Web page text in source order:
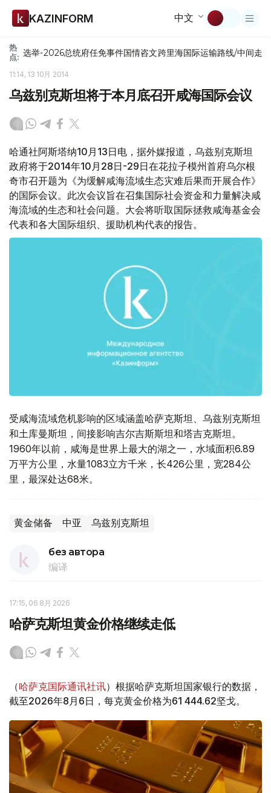
KAZINFORM 中文
热
点: 选举-2026总统府任免事件国情咨文跨里海国际运输路线/中间走廊
11:14, 13 10月 2014
乌兹别克斯坦将于本月底召开咸海国际会议
哈通社阿斯塔纳10月13日电，据外媒报道，乌兹别克斯坦
政府将于2014年10月28日-29日在花拉子模州首府乌尔根
奇市召开题为《为缓解咸海流域生态灾难后果而开展合作》
的国际会议。此次会议旨在召集国际社会资金和力量解决咸
海流域的生态和社会问题。大会将听取国际拯救咸海基金会
代表和各大国际组织、援助机构代表的报告。
受咸海流域危机影响的区域涵盖哈萨克斯坦、乌兹别克斯坦
和土库曼斯坦，间接影响吉尔吉斯斯坦和塔吉克斯坦。
1960年以前，咸海是世界上最大的湖之一，水域面积6.89
万平方公里，水量1083立方千米，长426公里，宽284公
里，最深处达68米。
黄金储备 中亚 乌兹别克斯坦
без автора
编译
17:15, 06 8月 2026
哈萨克斯坦黄金价格继续走低
（哈萨克国际通讯社讯）根据哈萨克斯坦国家银行的数据，
截至2026年8月6日，每克黄金价格为61 444.62坚戈。